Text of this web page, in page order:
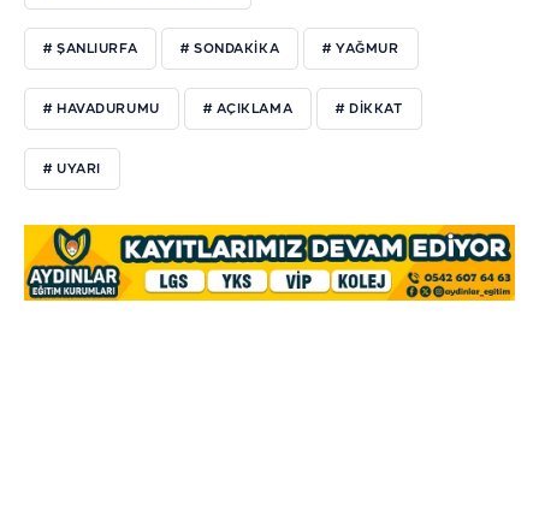
# ŞANLIURFA # SONDAKIKA # YAĞMUR
# HAVADURUMU # AÇIKLAMA # DIKKAT
# UYARI